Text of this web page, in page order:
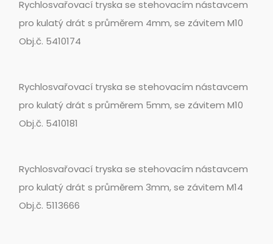
Rychlosvařovací tryska se stehovacím nástavcem
pro kulatý drát s průměrem 4mm, se závitem M10
Obj.č. 5410174
Rychlosvařovací tryska se stehovacím nástavcem
pro kulatý drát s průměrem 5mm, se závitem M10
Obj.č. 5410181
Rychlosvařovací tryska se stehovacím nástavcem
pro kulatý drát s průměrem 3mm, se závitem M14
Obj.č. 5113666